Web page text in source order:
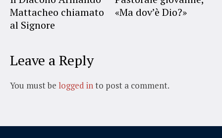
Mattacheo chiamato
al Signore
«Ma dov’è Dio?»
Leave a Reply
You must be logged into post a comment.